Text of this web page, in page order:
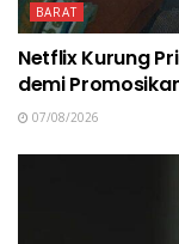
BARAT
Netflix Kurung
demi
07/08/2026